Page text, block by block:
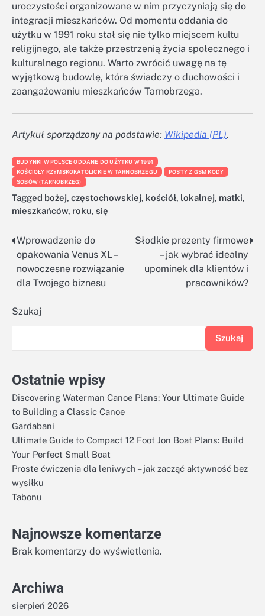
uroczystości organizowane w nim przyczyniają się do
integracji mieszkańców. Od momentu oddania do
użytku w 1991 roku stał się nie tylko miejscem kultu
religijnego, ale także przestrzenią życia społecznego i
kulturalnego regionu. Warto zwrócić uwagę na tę
wyjątkową budowlę, która świadczy o duchowości i
zaangażowaniu mieszkańców Tarnobrzega.
Artykuł sporządzony na podstawie: Wikipedia (PL).
BUDYNKI W POLSCE ODDANE DO UŻYTKU W 1991
KOŚCIOŁY RZYMSKOKATOLICKIE W TARNOBRZEGU
POSTY Z GSM KODY
SOBÓW (TARNOBRZEG)
Tagged bożej, częstochowskiej, kościół, lokalnej, matki,
mieszkańców, roku, się
Nawigacja
wpisu
Wprowadzenie do
opakowania Venus XL –
nowoczesne rozwiązanie
dla Twojego biznesu
Słodkie prezenty firmowe
– jak wybrać idealny
upominek dla klientów i
pracowników?
Szukaj
Szukaj
Ostatnie wpisy
Discovering Waterman Canoe Plans: Your Ultimate Guide
to Building a Classic Canoe
Gardabani
Ultimate Guide to Compact 12 Foot Jon Boat Plans: Build
Your Perfect Small Boat
Proste ćwiczenia dla leniwych – jak zacząć aktywność bez
wysiłku
Tabonu
Najnowsze komentarze
Brak komentarzy do wyświetlenia.
Archiwa
sierpień 2026